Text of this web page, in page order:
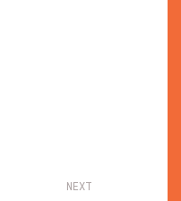
NEXT